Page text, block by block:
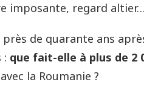
imposante, regard altier…
de quarante ans
: que fait-elle à plus de 2
la Roumanie ?